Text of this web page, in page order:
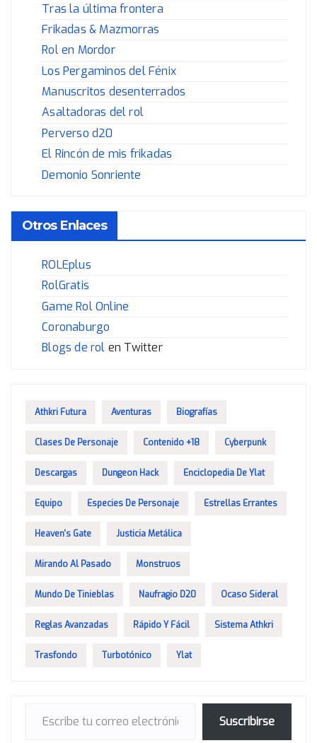
Tras la última frontera
Frikadas & Mazmorras
Rol en Mordor
Los Pergaminos del Fénix
Manuscritos desenterrados
Asaltadoras del rol
Perverso d20
El Rincón de mis frikadas
Demonio Sonriente
Otros Enlaces
ROLEplus
RolGratis
Game Rol Online
Coronaburgo
Blogs de rol en Twitter
Athkri Futura Aventuras Biografías
Clases De Personaje Contenido +18 Cyberpunk
Descargas Dungeon Hack Enciclopedia De Ylat
Equipo Especies De Personaje Estrellas Errantes
Heaven's Gate Justicia Metálica
Mirando Al Pasado Monstruos
Mundo De Tinieblas Naufragio D20 Ocaso Sideral
Reglas Avanzadas Rápido Y Fácil Sistema Athkri
Trasfondo Turbotónico Ylat
Suscribirse